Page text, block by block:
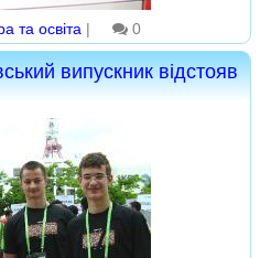
та освіта | 0
випускник відстояв